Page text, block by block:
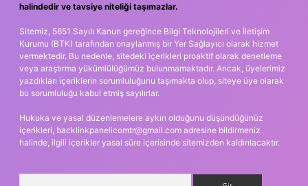
halindedir ve tavsiye niteliği taşımazlar.
Sitemiz, 5651 Sayılı Kanun gereğince Bilgi Teknolojileri ve İletişim
Kurumu (BTK) tarafından onaylanmış bir Yer Sağlayıcı olarak hizmet
vermektedir. Bu nedenle, sitedeki içerikleri proaktif olarak denetleme
veya araştırma yükümlülüğümüz bulunmamaktadır. Ancak, üyelerimiz
yazdıkları içeriklerin sorumluluğunu taşımakta olup, siteye üye olarak
bu sorumluluğu kabul etmiş sayılırlar.
Hukuka ve yasal düzenlemelere aykırı olduğunu düşündüğünüz
içerikleri, backlinkpanelicomtr@gmail.com adresine bildirmeniz
halinde, ilgili içerikler yasal süre içerisinde sitemizden kaldırılacaktır.